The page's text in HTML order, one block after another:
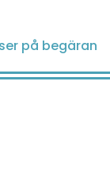
på begäran